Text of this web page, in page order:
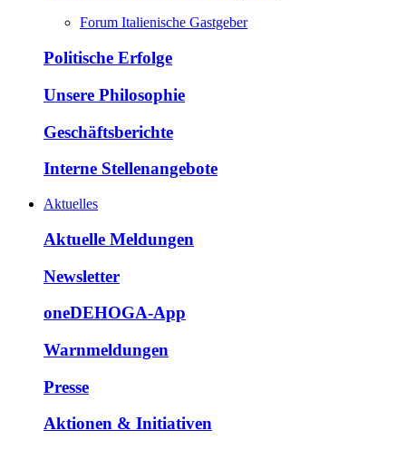
Forum Italienische Gastgeber
Politische Erfolge
Unsere Philosophie
Geschäftsberichte
Interne Stellenangebote
Aktuelles
Aktuelle Meldungen
Newsletter
oneDEHOGA-App
Warnmeldungen
Presse
Aktionen & Initiativen